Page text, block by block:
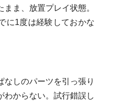
ま、放置プレイ状態。
に1度は経験しておかな
しのパーツを引っ張り
わからない。試行錯誤し